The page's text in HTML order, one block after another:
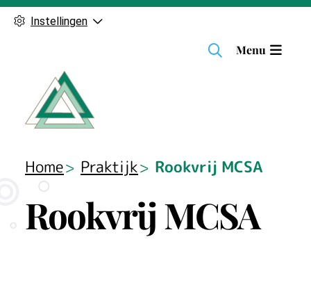
Instellingen
H
e
n
Menu
Home Praktijk Rookvrij MCSA
Rookvrij MCSA